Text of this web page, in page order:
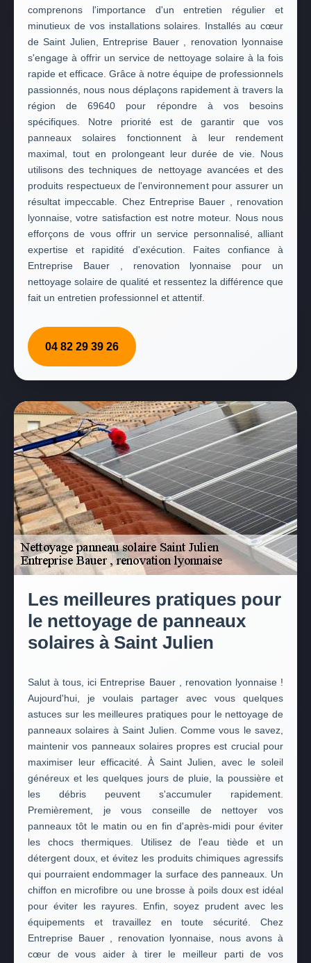
comprenons l'importance d'un entretien régulier et
minutieux de vos installations solaires. Installés au cœur
de Saint Julien, Entreprise Bauer , renovation lyonnaise
s'engage à offrir un service de nettoyage solaire à la fois
rapide et efficace. Grâce à notre équipe de professionnels
passionnés, nous nous déplaçons rapidement à travers la
région de 69640 pour répondre à vos besoins
spécifiques. Notre priorité est de garantir que vos
panneaux solaires fonctionnent à leur rendement
maximal, tout en prolongeant leur durée de vie. Nous
utilisons des techniques de nettoyage avancées et des
produits respectueux de l'environnement pour assurer un
résultat impeccable. Chez Entreprise Bauer , renovation
lyonnaise, votre satisfaction est notre moteur. Nous nous
efforçons de vous offrir un service personnalisé, alliant
expertise et rapidité d'exécution. Faites confiance à
Entreprise Bauer , renovation lyonnaise pour un
nettoyage solaire de qualité et ressentez la différence que
fait un entretien professionnel et attentif.
04 82 29 39 26
Les meilleures pratiques pour
le nettoyage de panneaux
solaires à Saint Julien
Salut à tous, ici Entreprise Bauer , renovation lyonnaise !
Aujourd'hui, je voulais partager avec vous quelques
astuces sur les meilleures pratiques pour le nettoyage de
panneaux solaires à Saint Julien. Comme vous le savez,
maintenir vos panneaux solaires propres est crucial pour
maximiser leur efficacité. À Saint Julien, avec le soleil
généreux et les quelques jours de pluie, la poussière et
les débris peuvent s'accumuler rapidement.
Premièrement, je vous conseille de nettoyer vos
panneaux tôt le matin ou en fin d'après-midi pour éviter
les chocs thermiques. Utilisez de l'eau tiède et un
détergent doux, et évitez les produits chimiques agressifs
qui pourraient endommager la surface des panneaux. Un
chiffon en microfibre ou une brosse à poils doux est idéal
pour éviter les rayures. Enfin, soyez prudent avec les
équipements et travaillez en toute sécurité. Chez
Entreprise Bauer , renovation lyonnaise, nous avons à
cœur de vous aider à tirer le meilleur parti de vos